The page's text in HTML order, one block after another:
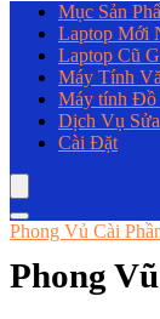
Mục Sản
Laptop Mới
Laptop Cũ
Máy Tính
Máy tính Đồ
Dịch Vụ
Cài Đặt
Phong Vủ Cài
Phong